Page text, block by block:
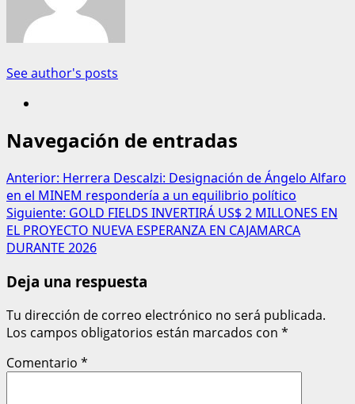
See author's posts
Navegación de entradas
Anterior: Herrera Descalzi: Designación de Ángelo Alfaro
en el MINEM respondería a un equilibrio político
Siguiente: GOLD FIELDS INVERTIRÁ US$ 2 MILLONES EN
EL PROYECTO NUEVA ESPERANZA EN CAJAMARCA
DURANTE 2026
Deja una respuesta
Tu dirección de correo electrónico no será publicada.
Los campos obligatorios están marcados con *
Comentario *